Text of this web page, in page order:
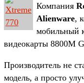
Компания
Alienware,
мобильный
видеокарты 8800M
Производитель не
модель, а просто